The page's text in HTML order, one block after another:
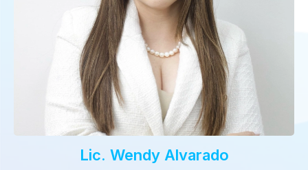
Lic. Wendy Alvarado